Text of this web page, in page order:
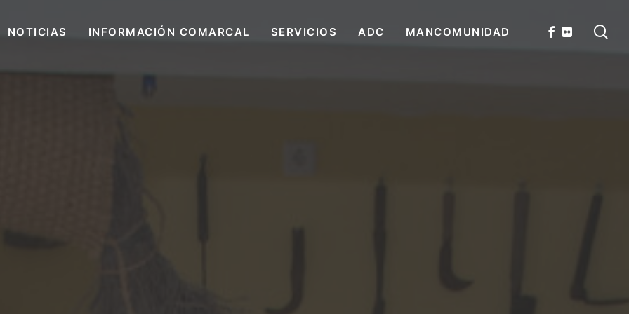
NOTICIAS INFORMACIÓN COMARCAL SERVICIOS ADC MANCOMUNIDAD FACEBOOK
FLICKR